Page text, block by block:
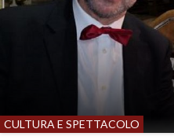
CULTURA E SPETTACOLO